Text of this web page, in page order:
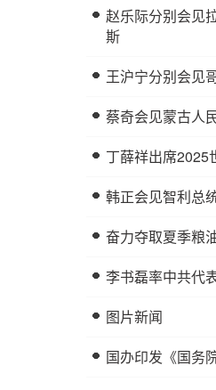
赵乐际分别会见
斯
王沪宁分别会见
蔡奇会见蒙古人
丁薛祥出席2025
韩正会见智利总
奋力夺取夏季粮
李书磊率中共代
图片新闻
国办印发《国务